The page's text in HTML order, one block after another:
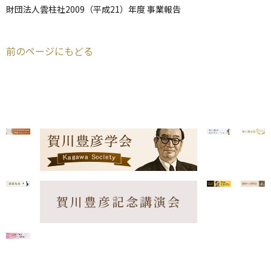
財団法人雲柱社2009（平成21）年度 事業報告
前のページにもどる
賀川豊彦記念講演会